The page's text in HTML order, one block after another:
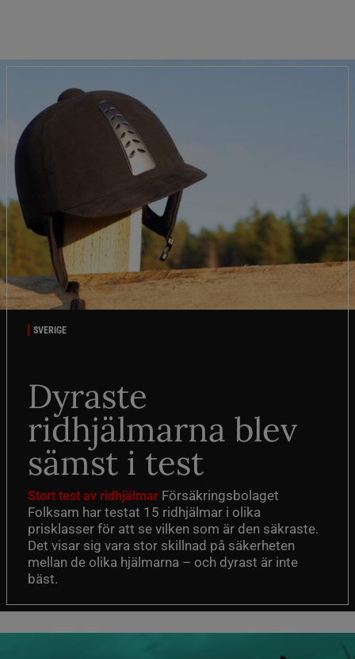
SVERIGE
Dyraste
ridhjälmarna blev
sämst i test
Stort test av ridhjälmar Försäkringsbolaget
Folksam har testat 15 ridhjälmar i olika
prisklasser för att se vilken som är den säkraste.
Det visar sig vara stor skillnad på säkerheten
mellan de olika hjälmarna – och dyrast är inte
bäst.